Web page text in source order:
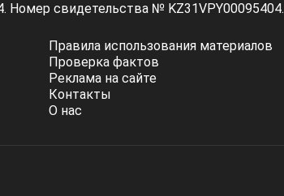
Номер свидетельства № KZ31VPY00095404.
Правила использования материалов
Проверка фактов
Реклама на сайте
Контакты
О нас